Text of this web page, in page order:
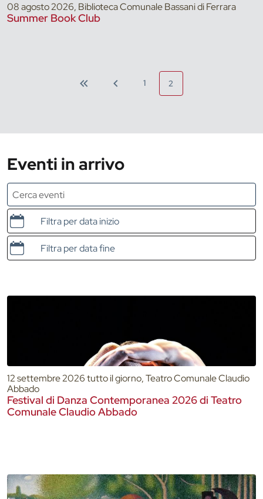
08 agosto 2026, Biblioteca Comunale Bassani di Ferrara
Summer Book Club
1 2
Eventi in arrivo
Data e ora di inizio
Data e ora di fine
12 settembre 2026 tutto il giorno, Teatro Comunale Claudio
Abbado
Festival di Danza Contemporanea 2026 di Teatro
Comunale Claudio Abbado